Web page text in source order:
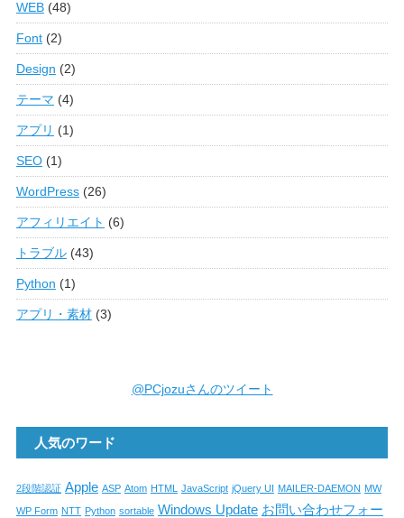
WEB(48)
Font(2)
Design (2)
テーマ (4)
アプリ (1)
SEO(1)
WordPress(26)
アフィリエイト (6)
トラブル(43)
Python (1)
アプリ・素材(3)
@PCjozuさんのツイート
人気のワード
2段階認証 Apple ASP Atom HTML JavaScript jQuery UI MAILER-DAEMON MW
WP Form NTT Python sortable Windows Update お問い合わせフォー